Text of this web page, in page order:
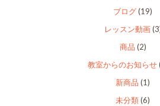
ブログ(19)
レッスン動画
商品 (2)
教室からのお知らせ
新商品 (1)
未分類(6)